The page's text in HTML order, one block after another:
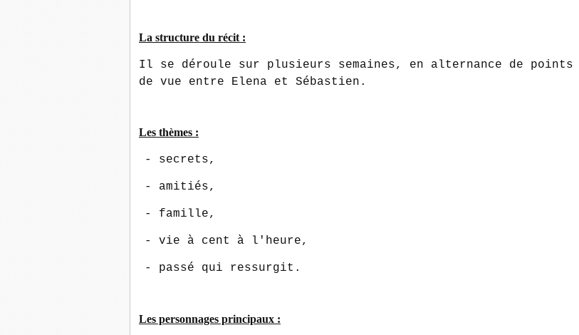
La structure du récit :
Il se déroule sur plusieurs semaines, en alternance de points
de vue entre Elena et Sébastien.
Les thèmes :
- secrets,
- amitiés,
- famille,
- vie à cent à l'heure,
- passé qui ressurgit.
Les personnages principaux :